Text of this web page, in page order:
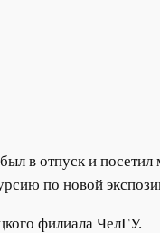
отпуск и посетил
по новой
филиала ЧелГУ.